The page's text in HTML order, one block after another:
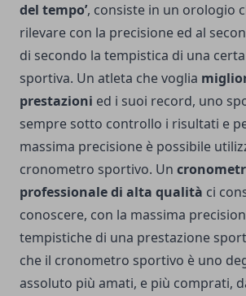
del tempo’, consiste in un orologio
rilevare con la precisione ed al
di secondo la tempistica di una
sportiva. Un atleta che voglia
prestazioni ed i suoi record, uno
sempre sotto controllo i risultati e
massima precisione è possibile
cronometro sportivo. Un
professionale di alta qualità ci
conoscere, con la massima
tempistiche di una prestazione
che il cronometro sportivo è uno
assoluto più amati, e più comprati,